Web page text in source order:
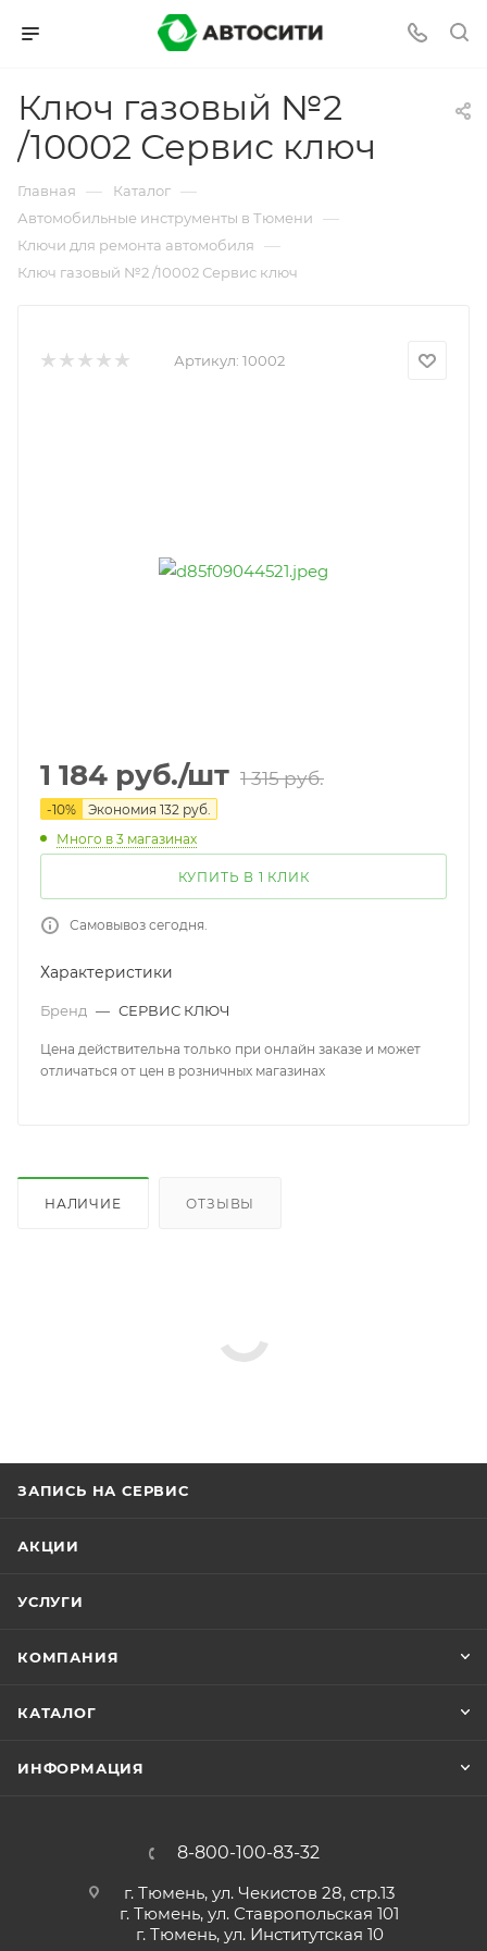
Ключ газовый №2
/10002 Сервис ключ
Главная — Каталог —
Автомобильные инструменты в Тюмени —
Ключи для ремонта автомобиля —
Ключ газовый №2 /10002 Сервис ключ
Артикул: 10002
1 184 руб./шт 1 315руб.
-10% Экономия 132 руб.
Много в 3 магазинах
КУПИТЬ В 1 КЛИК
Самовывоз сегодня.
Характеристики
Бренд — СЕРВИС КЛЮЧ
Цена действительна только при онлайн заказе и может
отличаться от цен в розничных магазинах
НАЛИЧИЕ ОТЗЫВЫ
ЗАПИСЬ НА СЕРВИС
АКЦИИ
УСЛУГИ
КОМПАНИЯ
КАТАЛОГ
ИНФОРМАЦИЯ
8-800-100-83-32
г. Тюмень, ул. Чекистов 28, стр.13
г. Тюмень, ул. Ставропольская 101
г. Тюмень, ул. Институтская 10